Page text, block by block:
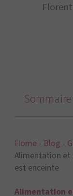
Home - Blog -
Alimentation et
est enceinte
Alimentation
Sommaire